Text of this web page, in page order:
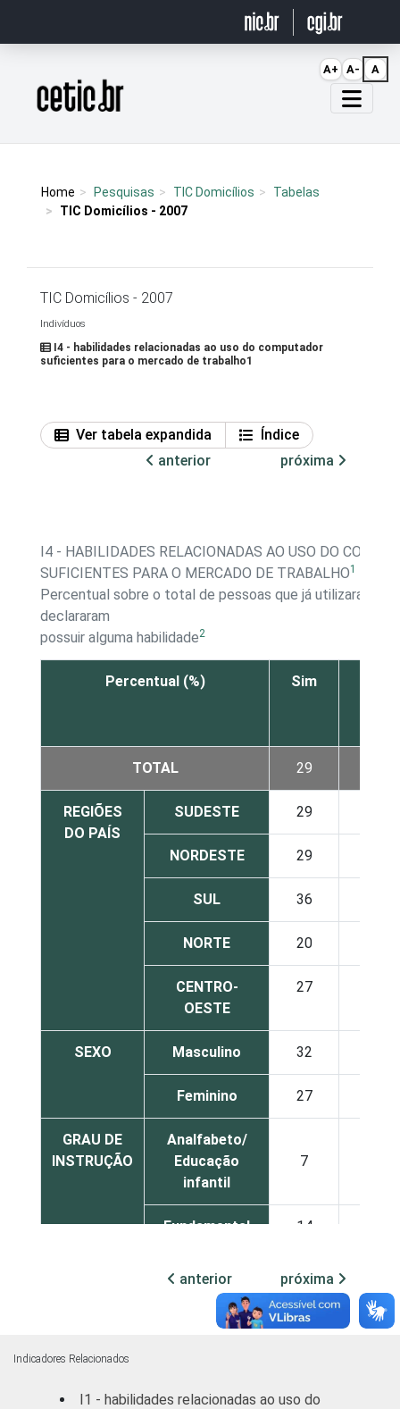
Página inicial
Home Pesquisas TIC Domicílios
Tabelas
TIC Domicílios - 2007
TIC Domicílios - 2007
Indivíduos
I4 - habilidades relacionadas ao uso do computador
suficientes para o mercado de trabalho1
Ver tabela expandida
Índice
anterior
próxima
I4 - HABILIDADES RELACIONADAS AO USO DO
SUFICIENTES PARA O MERCADO DE TRABALHO1
Percentual sobre o total de pessoas que já utilizaram
declararam
possuir alguma habilidade2
Percentual (%) Sim
TOTAL 29
REGIÕES
DO PAÍS
SUDESTE 29
NORDESTE 29
SUL 36
NORTE 20
CENTRO-
OESTE
27
SEXO Masculino 32
Feminino 27
GRAU DE
INSTRUÇÃO
Analfabeto/
Educação
infantil
7
Fundamental 14
Médio 30
Superior 53 29
FAIXA
anterior próxima
Indicadores Relacionados
I1 - habilidades relacionadas ao uso do
A+ A- A